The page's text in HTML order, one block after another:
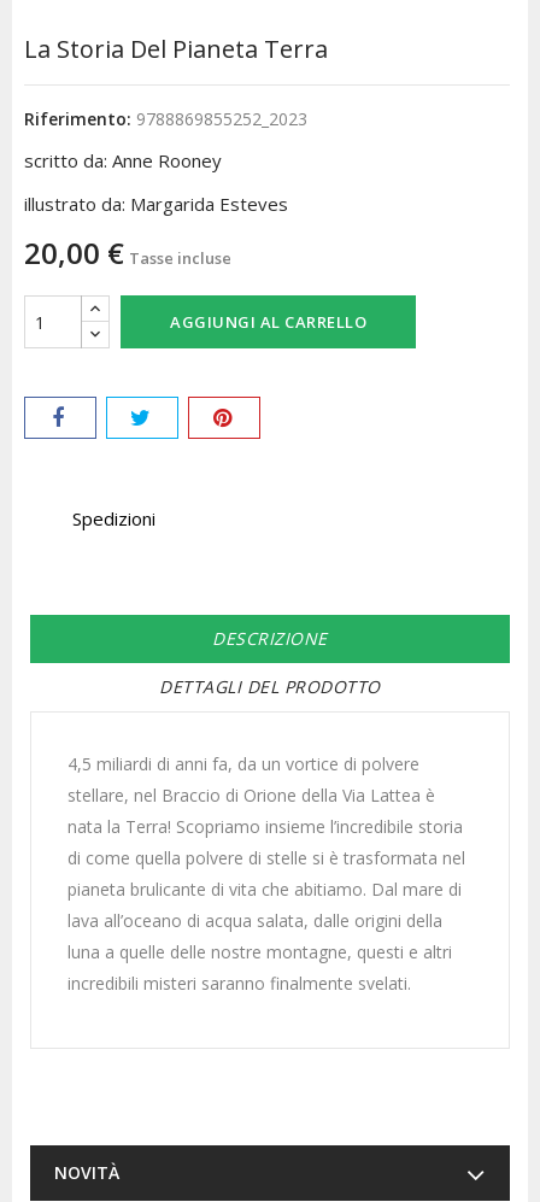
La Storia Del Pianeta Terra
Riferimento: 9788869855252_2023
scritto da: Anne Rooney
illustrato da: Margarida Esteves
20,00 € Tasse incluse
AGGIUNGI AL CARRELLO
Spedizioni
DESCRIZIONE
DETTAGLI DEL PRODOTTO
4,5 miliardi di anni fa, da un vortice di polvere
stellare, nel Braccio di Orione della Via Lattea è
nata la Terra! Scopriamo insieme l’incredibile storia
di come quella polvere di stelle si è trasformata nel
pianeta brulicante di vita che abitiamo. Dal mare di
lava all’oceano di acqua salata, dalle origini della
luna a quelle delle nostre montagne, questi e altri
incredibili misteri saranno finalmente svelati.
NOVITÀ